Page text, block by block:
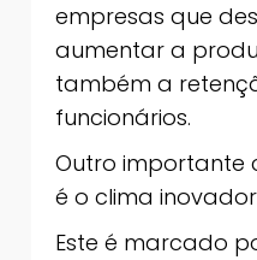
empresas que
aumentar a
também a
funcionários.
Outro importante
é o clima
Este é marcado